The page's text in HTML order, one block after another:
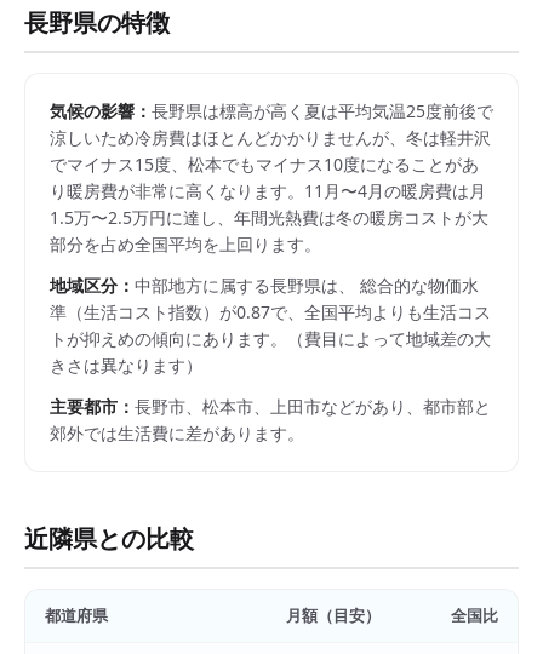
長野県の特徴
気候の影響： 長野県は標高が高く夏は平均気温25度前後で
涼しいため冷房費はほとんどかかりませんが、冬は軽井沢
でマイナス15度、松本でもマイナス10度になることがあ
り暖房費が非常に高くなります。11月〜4月の暖房費は月
1.5万〜2.5万円に達し、年間光熱費は冬の暖房コストが大
部分を占め全国平均を上回ります。
地域区分： 中部地方に属する長野県は、 総合的な物価水
準（生活コスト指数）が0.87で、 全国平均よりも生活コス
トが抑えめの傾向にあります。
（費目によって地域差の大
きさは異なります）
主要都市： 長野市、松本市、上田市などがあり、都市部と
郊外では生活費に差があります。
近隣県との比較
都道府県 月額（目安） 全国比